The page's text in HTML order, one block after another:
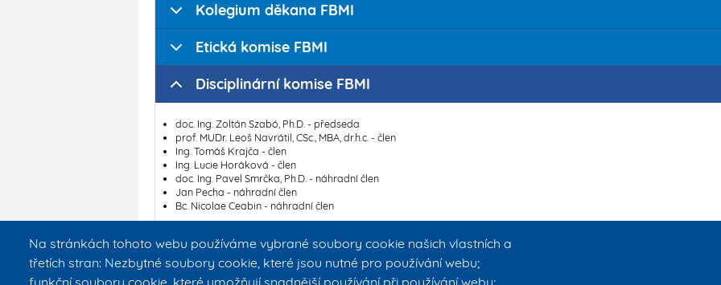
Na stránkách tohoto webu používáme vybrané soubory cookie našich vlastních a
třetích stran: Nezbytné soubory cookie, které jsou nutné pro používání webu;
Kolegium děkana FBMI
Etická komise FBMI
Disciplinární komise FBMI
doc. Ing. Zoltán Szabó, Ph.D. - předseda
prof. MUDr. Leoš Navrátil, CSc., MBA, dr.h.c. - člen
Ing. Tomáš Krajča - člen
Ing. Lucie Horáková - člen
doc. Ing. Pavel Smrčka, Ph.D. - náhradní člen
Jan Pecha - náhradní člen
Bc. Nicolae Ceabin - náhradní člen
Ombudsosoba